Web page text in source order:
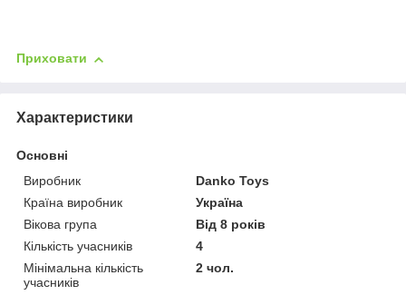
Приховати
Характеристики
Основні
Виробник
Danko Toys
Країна виробник
Україна
Вікова група
Від 8 років
Кількість учасників
4
Мінімальна кількість
учасників
2 чол.